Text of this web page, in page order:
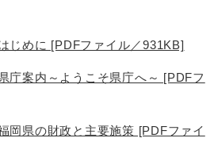
じめに [PDFファイル／931KB]
庁案内～ようこそ県庁へ～ [PDFフ
岡県の財政と主要施策 [PDFファイ